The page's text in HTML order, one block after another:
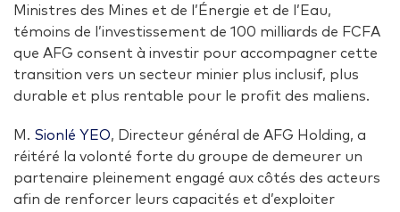
Ministres des Mines et de l’Énergie et de l’Eau,
témoins de l’investissement de 100 milliards de FCFA
que AFG consent à investir pour accompagner cette
transition vers un secteur minier plus inclusif, plus
durable et plus rentable pour le profit des maliens.
M. Sionlé YEO, Directeur général de AFG Holding, a
réitéré la volonté forte du groupe de demeurer un
partenaire pleinement engagé aux côtés des acteurs
afin de renforcer leurs capacités et d’exploiter